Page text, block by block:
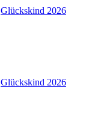
Glückskind 2026
Glückskind 2026